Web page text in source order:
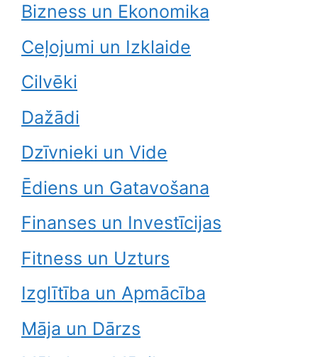
Bizness un Ekonomika
Ceļojumi un Izklaide
Cilvēki
Dažādi
Dzīvnieki un Vide
Ēdiens un Gatavošana
Finanses un Investīcijas
Fitness un Uzturs
Izglītība un Apmācība
Māja un Dārzs